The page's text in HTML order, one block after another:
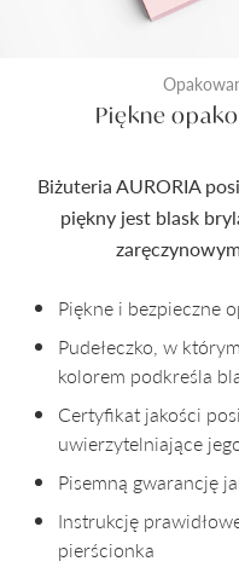
Piękne
Biżuteria AURORIA
piękny jest blask
Piękne i bezpieczne
Pudełeczko, w
kolorem podkreśla
Certyfikat jakości
uwierzytelniające
Pisemną gwarancję
Instrukcję
pierścionka